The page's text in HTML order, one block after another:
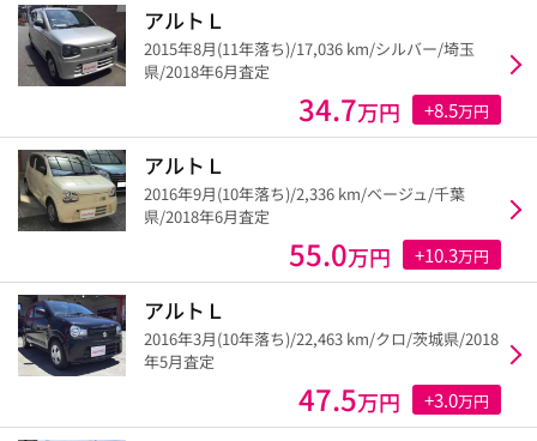
アルトＬ
2015年8月(11年落ち)/17,036 km/シルバー/埼玉
県/2018年6月査定
34.7万円 +8.5万円
アルトＬ
2016年9月(10年落ち)/2,336 km/ベージュ/千葉
県/2018年6月査定
55.0万円 +10.3万円
アルトＬ
2016年3月(10年落ち)/22,463 km/クロ/茨城県/2018
年5月査定
47.5万円 +3.0万円